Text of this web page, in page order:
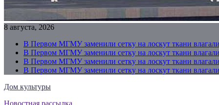
8 августа, 2026
В Первом МГМУ заменили сетку на лоскут ткани
В Первом МГМУ заменили сетку на лоскут ткани
В Первом МГМУ заменили сетку на лоскут ткани
В Первом МГМУ заменили сетку на лоскут ткани
Дом культуры
Новостная рассылка